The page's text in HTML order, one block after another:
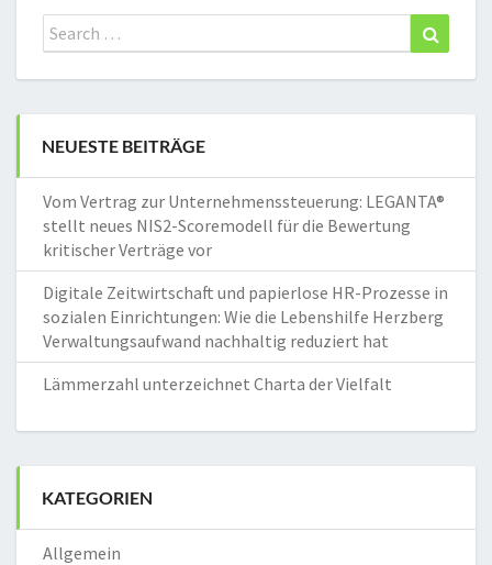
Search
for:
NEUESTE BEITRÄGE
Vom Vertrag zur Unternehmenssteuerung: LEGANTA®
stellt neues NIS2-Scoremodell für die Bewertung
kritischer Verträge vor
Digitale Zeitwirtschaft und papierlose HR-Prozesse in
sozialen Einrichtungen: Wie die Lebenshilfe Herzberg
Verwaltungsaufwand nachhaltig reduziert hat
Lämmerzahl unterzeichnet Charta der Vielfalt
KATEGORIEN
Allgemein